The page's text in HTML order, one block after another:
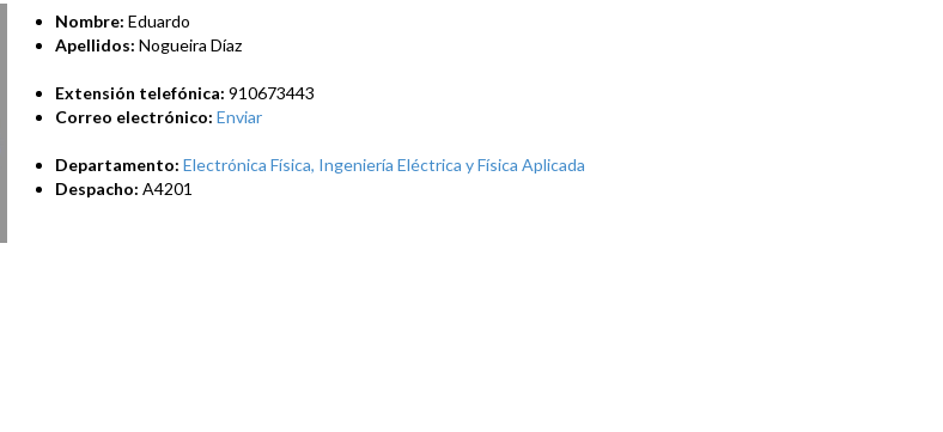
Nombre: Eduardo
Apellidos: Nogueira Díaz
Extensión telefónica: 910673443
Correo electrónico: Enviar
Departamento: Electrónica Física, Ingeniería Eléctrica y Física Aplicada
Despacho: A4201